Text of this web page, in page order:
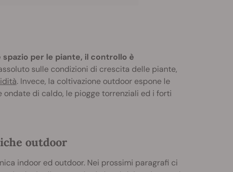
per le piante, il controllo è
sulle condizioni di crescita delle piante,
. Invece, la coltivazione outdoor espone le
di caldo, le piogge torrenziali ed i forti
outdoor
indoor ed outdoor. Nei prossimi paragrafi ci